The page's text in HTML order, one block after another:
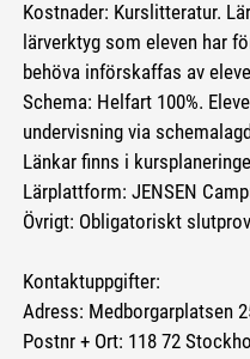
Kostnader: Kurslitteratur.
lärverktyg som eleven har
behöva införskaffas av
Schema: Helfart 100%.
undervisning via
Länkar finns i
Lärplattform: JENSEN
Övrigt: Obligatoriskt
Kontaktuppgifter:
Adress: Medborgarplatsen
Postnr + Ort: 118 72